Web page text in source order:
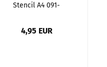
Stencil A4 091-
4,95 EUR